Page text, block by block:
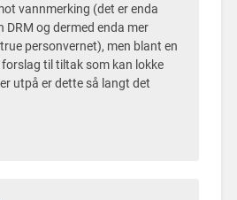
vannmerking (det er enda
DRM og dermed enda mer
personvernet), men blant en
forslag til tiltak som kan lokke
utpå er dette så langt det